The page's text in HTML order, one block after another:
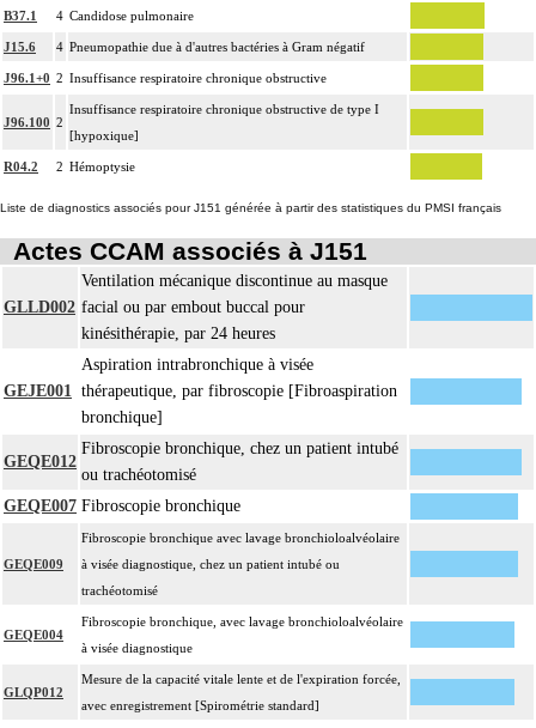
B37.1 4 Candidose pulmonaire
J15.6 4 Pneumopathie due à d'autres bactéries à Gram négatif
J96.1+0 2 Insuffisance respiratoire chronique obstructive
J96.100 2
Insuffisance respiratoire chronique obstructive de type I
[hypoxique]
R04.2 2 Hémoptysie
Liste de diagnostics associés pour J151 générée à partir des statistiques du PMSI français
Actes CCAM associés à J151
GLLD002
Ventilation mécanique discontinue au masque
facial ou par embout buccal pour
kinésithérapie, par 24 heures
GEJE001
Aspiration intrabronchique à visée
thérapeutique, par fibroscopie [Fibroaspiration
bronchique]
GEQE012
Fibroscopie bronchique, chez un patient intubé
ou trachéotomisé
GEQE007 Fibroscopie bronchique
GEQE009
Fibroscopie bronchique avec lavage bronchioloalvéolaire
à visée diagnostique, chez un patient intubé ou
trachéotomisé
GEQE004
Fibroscopie bronchique, avec lavage bronchioloalvéolaire
à visée diagnostique
GLQP012
Mesure de la capacité vitale lente et de l'expiration forcée,
avec enregistrement [Spirométrie standard]